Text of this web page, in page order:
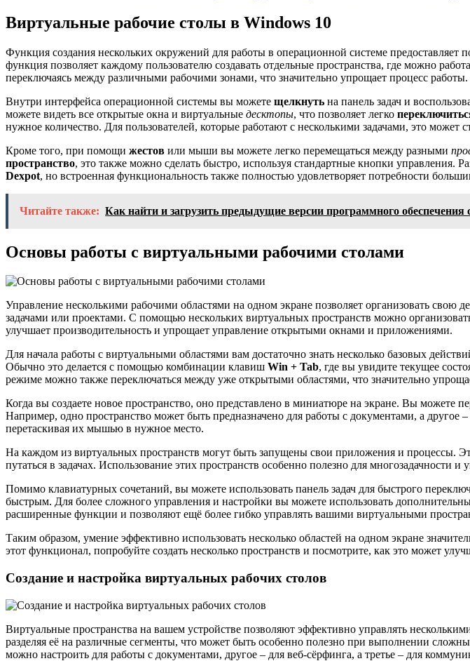
Виртуальные рабочие столы в Windows 10
Функция создания нескольких окружений для работы в операционной системе предоставляет
функция позволяет каждому пользователю создавать отдельные пространства, где можно
переключаясь между различными рабочими зонами, что значительно упрощает процесс работы.
Внутри интерфейса операционной системы вы можете щелкнуть на панель задач и
можете видеть все открытые окна и виртуальные десктопы, что позволяет легко
нужное количество. Для пользователей, которые работают с несколькими задачами, это
Кроме того, при помощи жестов или мыши вы можете легко перемещаться между разными
пространство, это также можно сделать быстро, используя стандартные кнопки управления.
Dexpot, но встроенная функциональность также полностью удовлетворяет потребности
Читайте также: Как найти и загрузить предыдущие версии программного обеспечения
Основы работы с виртуальными рабочими столами
Управление несколькими рабочими областями на одном экране позволяет организовать свою
задачами или проектами. С помощью нескольких виртуальных пространств можно
улучшает производительность и упрощает управление открытыми окнами и приложениями.
Для начала работы с виртуальными областями вам достаточно знать несколько базовых
Обычно это делается с помощью комбинации клавиш Win + Tab, где вы увидите текущее
режиме можно также переключаться между уже открытыми областями, что значительно
Когда вы создаете новое пространство, оно представлено в миниатюре на экране. Вы можете
Например, одно пространство может быть предназначено для работы с документами, а
перетаскивая их мышью в нужное место.
На каждом из виртуальных пространств могут быть запущены свои приложения и процессы.
путаться в задачах. Использование этих пространств особенно полезно для
Помимо клавиатурных сочетаний, вы можете использовать панель задач для быстрого
быстрым. Для более сложного управления и настройки вы можете использовать
расширенные функции и позволяют ещё более гибко управлять вашими виртуальными
Таким образом, умение эффективно использовать несколько областей на одном экране
этот функционал, попробуйте создать несколько пространств и посмотрите, как это может
Создание и настройка виртуальных рабочих столов
Виртуальные пространства на вашем устройстве позволяют эффективно управлять
разделяя её на различные сегменты, что может быть особенно полезно при выполнении
можно настроить для работы с документами, другое – для веб-сёрфинга, а третье – для